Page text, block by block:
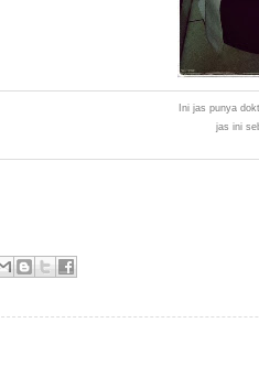
Ini jas punya
jas ini